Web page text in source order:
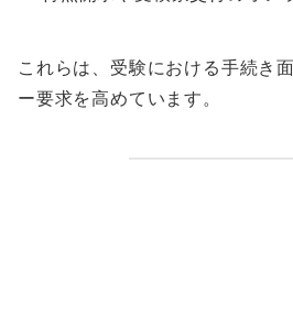
これらは、受験における手続き
ー要求を高めています。